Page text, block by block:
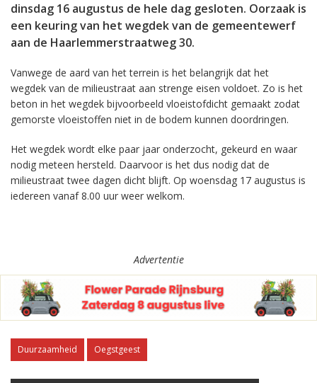
dinsdag 16 augustus de hele dag gesloten. Oorzaak is
een keuring van het wegdek van de gemeentewerf
aan de Haarlemmerstraatweg 30.
Vanwege de aard van het terrein is het belangrijk dat het
wegdek van de milieustraat aan strenge eisen voldoet. Zo is het
beton in het wegdek bijvoorbeeld vloeistofdicht gemaakt zodat
gemorste vloeistoffen niet in de bodem kunnen doordringen.
Het wegdek wordt elke paar jaar onderzocht, gekeurd en waar
nodig meteen hersteld. Daarvoor is het dus nodig dat de
milieustraat twee dagen dicht blijft. Op woensdag 17 augustus is
iedereen vanaf 8.00 uur weer welkom.
Advertentie
Duurzaamheid Oegstgeest